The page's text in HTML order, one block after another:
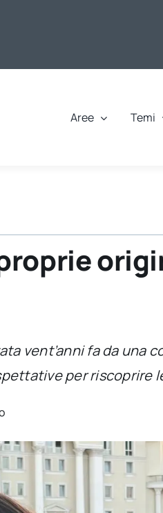
Aree Temi
vent’anni fa da
per